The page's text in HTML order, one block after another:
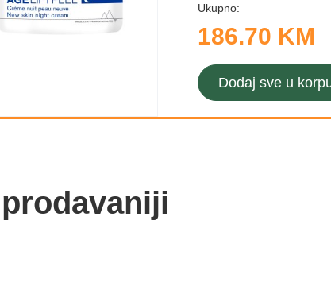
Ukupno:
186.70 KM
Dodaj sve u